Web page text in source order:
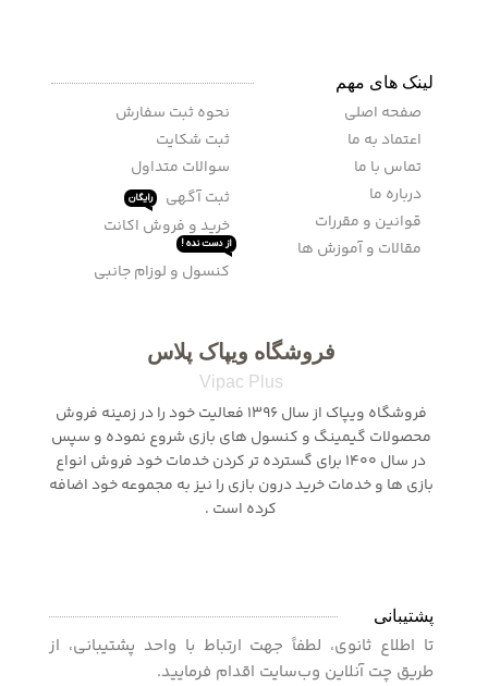
لینک های مهم
صفحه اصلی
اعتماد به ما
تماس با ما
درباره ما
قوانین و مقررات
مقالات و آموزش ها
نحوه ثبت سفارش
ثبت شکایت
سوالات متداول
ثبت آگهی
رایگان
خرید و فروش اکانت
از دست نده !
کنسول و لوزام جانبی
فروشگاه ویپاک پلاس
Vipac Plus
فروشگاه ویپاک از سال 1396 فعالیت خود را در زمینه فروش
محصولات گیمینگ و کنسول های بازی شروع نموده و سپس
در سال 1400 برای گسترده تر کردن خدمات خود فروش انواع
بازی ها و خدمات خرید درون بازی را نیز به مجموعه خود اضافه
کرده است .
پشتیبانی
تا اطلاع ثانوی، لطفاً جهت ارتباط با واحد پشتیبانی، از
طریق چت آنلاین وب‌سایت اقدام فرمایید.